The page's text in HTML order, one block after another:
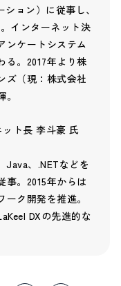
ョン）に従事し、
インターネット決
ンケートシステム
る。2017年より株
ズ（現：株式会社
ト長 李斗豪 氏
Java、.NETなどを
事。2015年からは
ク開発を推進。
DXの先進的な